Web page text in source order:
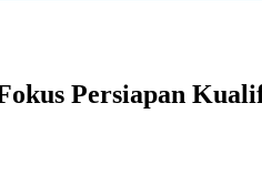
Persiapan